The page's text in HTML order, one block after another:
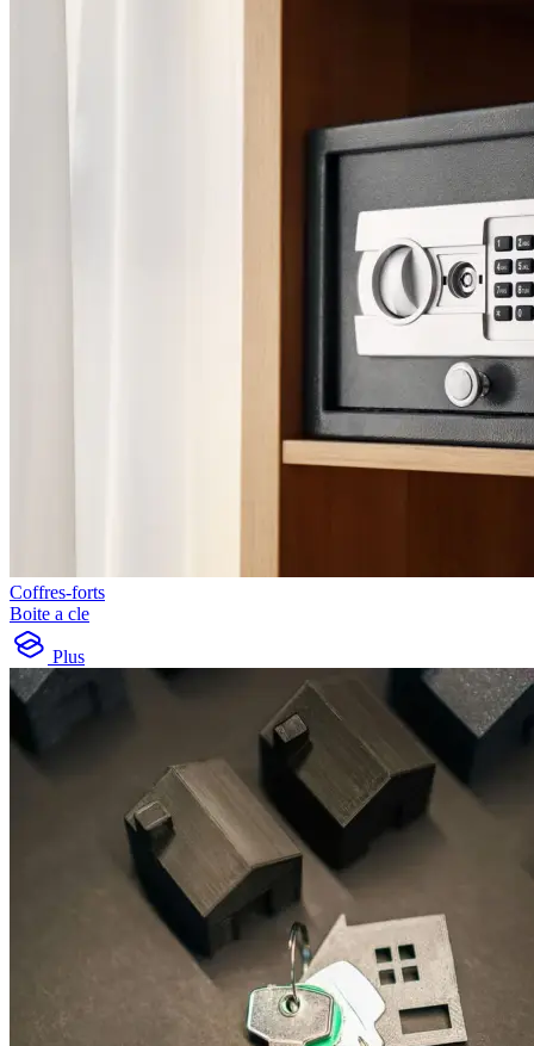
Coffres-forts
Boite a cle
Plus